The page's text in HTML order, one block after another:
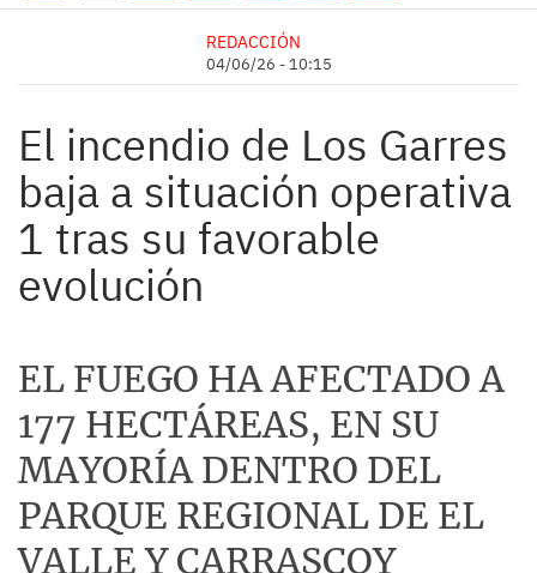
REDACCIÓN
04/06/26 - 10:15
El incendio de Los Garres
baja a situación operativa
1 tras su favorable
evolución
EL FUEGO HA AFECTADO A
177 HECTÁREAS, EN SU
MAYORÍA DENTRO DEL
PARQUE REGIONAL DE EL
VALLE Y CARRASCOY